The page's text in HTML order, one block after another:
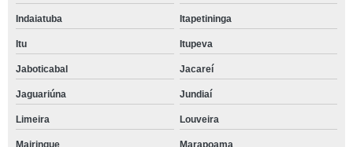
Indaiatuba Itapetininga
Itu Itupeva
Jaboticabal Jacareí
Jaguariúna Jundiaí
Limeira Louveira
Mairinque Marapoama